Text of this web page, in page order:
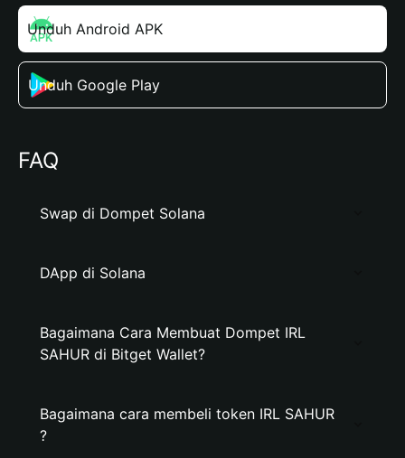
Unduh Android APK
Unduh Google Play
FAQ
Swap di Dompet Solana
DApp di Solana
Bagaimana Cara Membuat Dompet IRL
SAHUR di Bitget Wallet?
Bagaimana cara membeli token IRL SAHUR
?